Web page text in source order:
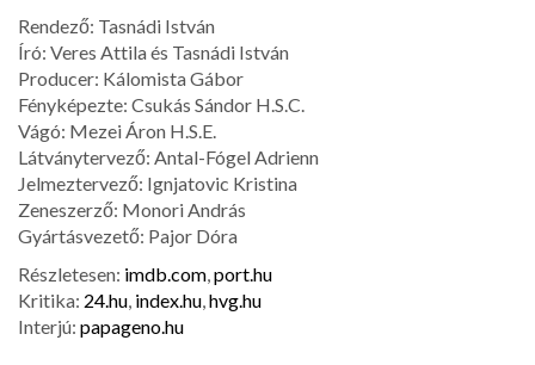
Rendező: Tasnádi István
Író: Veres Attila és Tasnádi István
Producer: Kálomista Gábor
Fényképezte: Csukás Sándor H.S.C.
Vágó: Mezei Áron H.S.E.
Látványtervező: Antal-Fógel Adrienn
Jelmeztervező: Ignjatovic Kristina
Zeneszerző: Monori András
Gyártásvezető: Pajor Dóra
Részletesen: imdb.com,port.hu
Kritika: 24.hu, index.hu,hvg.hu
Interjú: papageno.hu